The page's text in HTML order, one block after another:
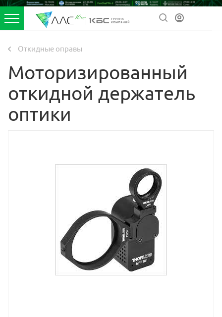
Откидные оправы
Моторизированный
откидной держатель
оптики